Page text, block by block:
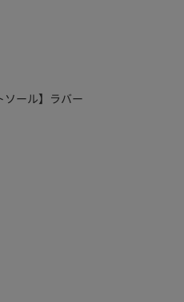
ソール】ラバー